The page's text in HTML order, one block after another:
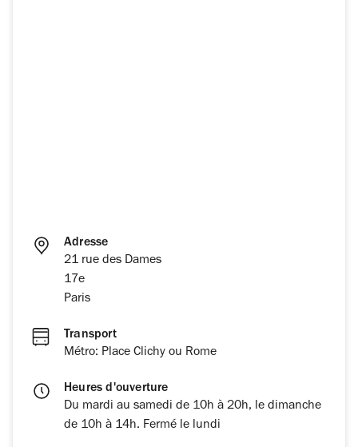
Adresse
21 rue des Dames
17e
Paris
Transport
Métro: Place Clichy ou Rome
Heures d'ouverture
Du mardi au samedi de 10h à 20h, le dimanche
de 10h à 14h. Fermé le lundi